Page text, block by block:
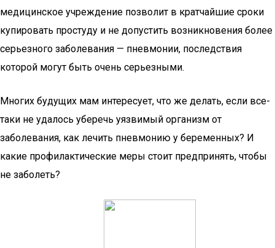
медицинское учреждение позволит в кратчайшие сроки
купировать простуду и не допустить возникновения более
серьезного заболевания — пневмонии, последствия
которой могут быть очень серьезными.
Многих будущих мам интересует, что же делать, если все-
таки не удалось уберечь уязвимый организм от
заболевания, как лечить пневмонию у беременных? И
какие профилактические меры стоит предпринять, чтобы
не заболеть?